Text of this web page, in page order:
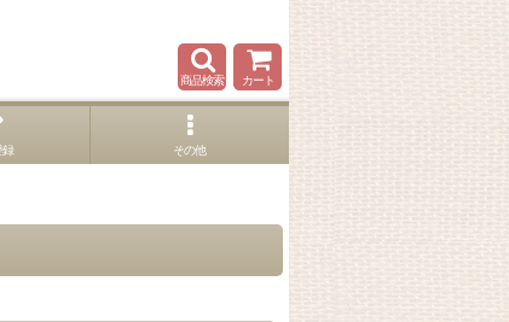
商品検索 カート
録 その他